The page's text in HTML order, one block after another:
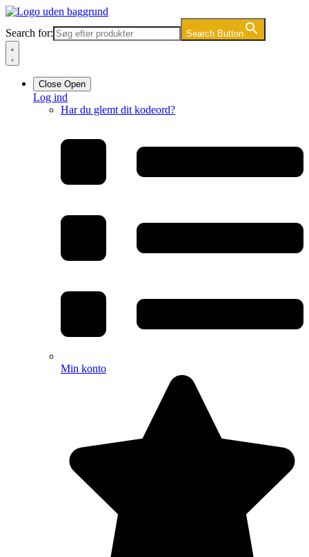
Videre
indhold
Search for: Search Button
Close Open
Log ind
Har du glemt dit kodeord?
Min konto